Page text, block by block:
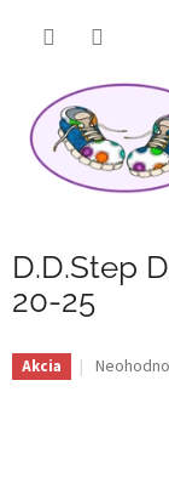
D.D.Step
20-25
Akcia
Priemerné